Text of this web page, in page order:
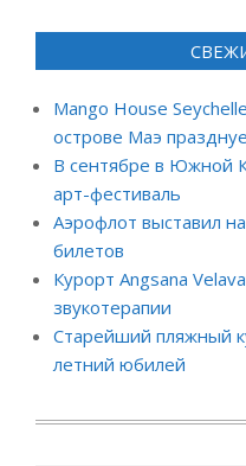
Mango House
острове Маэ
В сентябре в Южной
арт-фестиваль
Аэрофлот выставил
билетов
Курорт Angsana
звукотерапии
Старейший пляжный
летний юбилей